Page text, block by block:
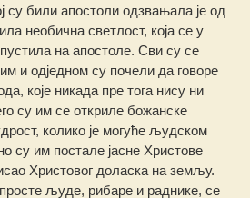
су били апостоли одзвањала је од
необична светлост, која се у
на апостоле. Сви су се
и одједном су почели да говоре
које никада пре тога нису ни
су им се откриле божанске
колико је могуће људском
су им постале јасне Христове
Христовог доласка на земљу.
људе, рибаре и раднике, се